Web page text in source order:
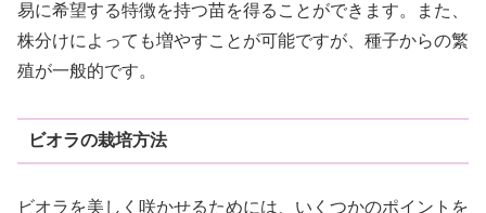
易に希望する特徴を持つ苗を得ることができます。また、
株分けによっても増やすことが可能ですが、種子からの繁
殖が一般的です。
ビオラの栽培方法
ビオラを美しく咲かせるためには、いくつかのポイントを